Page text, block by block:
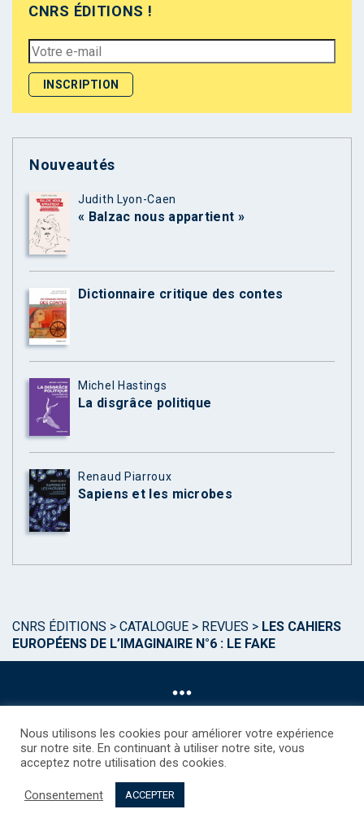
CNRS ÉDITIONS !
Nouveautés
Judith Lyon-Caen
« Balzac nous appartient »
Dictionnaire critique des contes
Michel Hastings
La disgrâce politique
Renaud Piarroux
Sapiens et les microbes
CNRS ÉDITIONS > CATALOGUE > REVUES > LES CAHIERS
EUROPÉENS DE L’IMAGINAIRE N°6 : LE FAKE
©CNRS EDITIONS 2025
Droits étrangers / Foreign rights
Nous utilisons les cookies pour améliorer votre expérience
sur notre site. En continuant à utiliser notre site, vous
acceptez notre utilisation des cookies.
Consentement ACCEPTER